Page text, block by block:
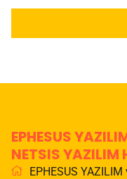
EPHESUS
NETSIS YAZILIM
EPHESUS